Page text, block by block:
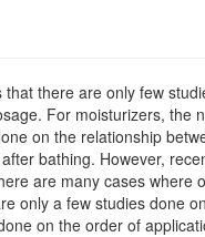
there are only few
For moisturizers, the
on the relationship
bathing. However,
are many cases where
only a few studies done
on the order of